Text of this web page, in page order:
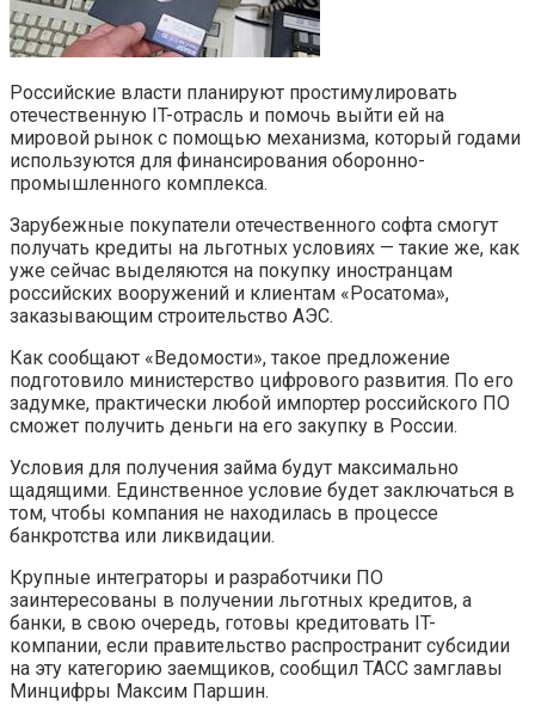
Российские власти планируют простимулировать
отечественную IT-отрасль и помочь выйти ей на
мировой рынок с помощью механизма, который годами
используются для финансирования оборонно-
промышленного комплекса.
Зарубежные покупатели отечественного софта смогут
получать кредиты на льготных условиях — такие же, как
уже сейчас выделяются на покупку иностранцам
российских вооружений и клиентам «Росатома»,
заказывающим строительство АЭС.
Как сообщают «Ведомости», такое предложение
подготовило министерство цифрового развития. По его
задумке, практически любой импортер российского ПО
сможет получить деньги на его закупку в России.
Условия для получения займа будут максимально
щадящими. Единственное условие будет заключаться в
том, чтобы компания не находилась в процессе
банкротства или ликвидации.
Крупные интеграторы и разработчики ПО
заинтересованы в получении льготных кредитов, а
банки, в свою очередь, готовы кредитовать IT-
компании, если правительство распространит субсидии
на эту категорию заемщиков, сообщил ТАСС замглавы
Минцифры Максим Паршин.